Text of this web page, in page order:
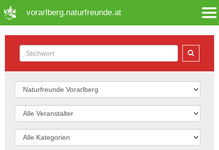
vorarlberg.naturfreunde.at